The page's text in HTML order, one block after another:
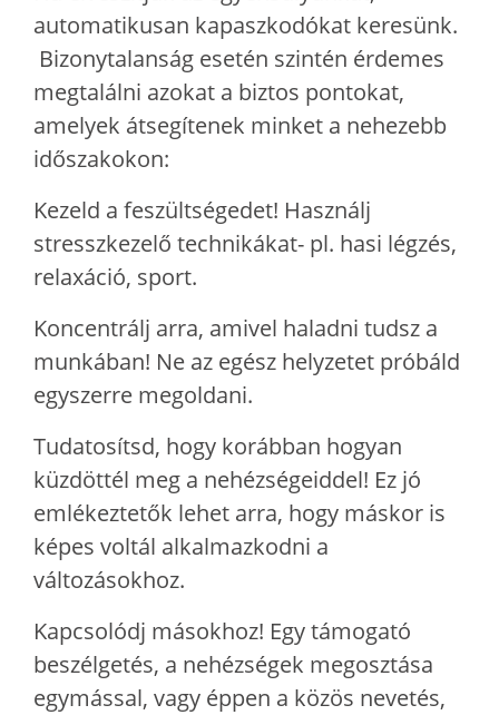
automatikusan kapaszkodókat keresünk.
Bizonytalanság esetén szintén érdemes
megtalálni azokat a biztos pontokat,
amelyek átsegítenek minket a nehezebb
időszakokon:
Kezeld a feszültségedet! Használj
stresszkezelő technikákat- pl. hasi légzés,
relaxáció, sport.
Koncentrálj arra, amivel haladni tudsz a
munkában! Ne az egész helyzetet próbáld
egyszerre megoldani.
Tudatosítsd, hogy korábban hogyan
küzdöttél meg a nehézségeiddel! Ez jó
emlékeztetők lehet arra, hogy máskor is
képes voltál alkalmazkodni a
változásokhoz.
Kapcsolódj másokhoz! Egy támogató
beszélgetés, a nehézségek megosztása
egymással, vagy éppen a közös nevetés,